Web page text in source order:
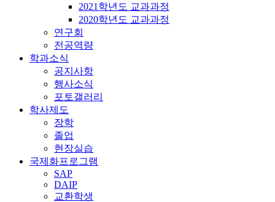
2021학년도 교과과정
2020학년도 교과과정
연구회
전공역량
학과소식
공지사항
행사소식
포토갤러리
학사제도
장학
졸업
현장실습
국제화프로그램
SAP
DAIP
교환학생